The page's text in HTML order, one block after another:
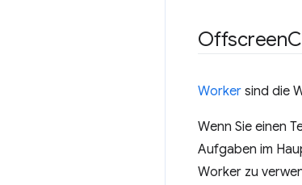
Offscreen
Worker sind die
Wenn Sie einen
Aufgaben im
Worker zu